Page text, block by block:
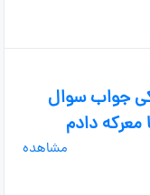
جواب سوال
معرکه دادم
مشاهده